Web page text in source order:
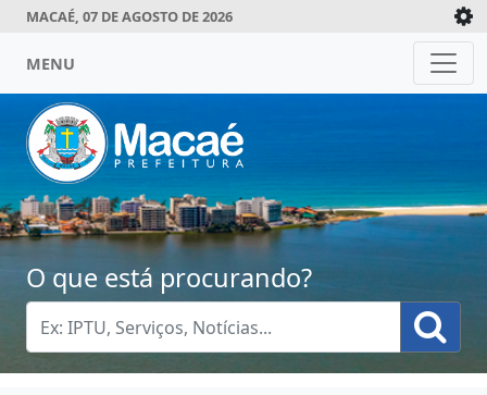
MACAÉ, 07 DE AGOSTO DE 2026
MENU
O que está procurando?